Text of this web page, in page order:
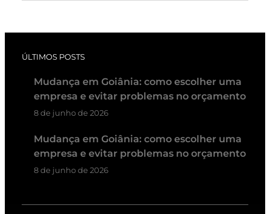
ÚLTIMOS POSTS
Mudança em Goiânia: como escolher uma
empresa e evitar problemas no orçamento
8 de junho de 2026
Mudança em Goiânia: como escolher uma
empresa e evitar problemas no orçamento
8 de junho de 2026